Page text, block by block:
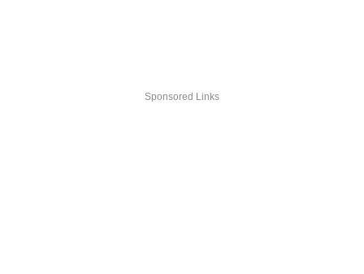
Sponsored Links